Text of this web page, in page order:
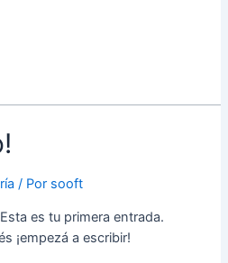
/ Por sooft
es tu primera entrada.
¡empezá a escribir!